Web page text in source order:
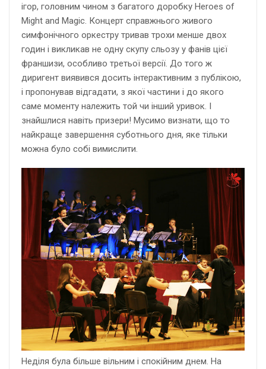
ігор, головним чином з багатого доробку Heroes of
Might and Magic. Концерт справжнього живого
симфонічного оркестру тривав трохи менше двох
годин і викликав не одну скупу сльозу у фанів цієї
франшизи, особливо третьої версії. До того ж
диригент виявився досить інтерактивним з публікою,
і пропонував відгадати, з якої частини і до якого
саме моменту належить той чи інший уривок. І
знайшлися навіть призери! Мусимо визнати, що то
найкраще завершення суботнього дня, яке тільки
можна було собі вимислити.
Неділя була більше вільним і спокійним днем. На